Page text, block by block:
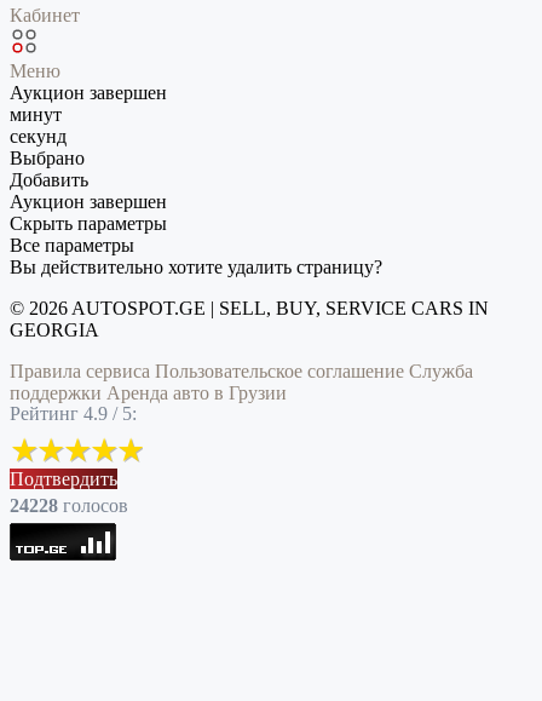
Кабинет
Меню
Аукцион завершен
минут
секунд
Выбрано
Добавить
Аукцион завершен
Скрыть параметры
Все параметры
Вы действительно хотите удалить страницу?
© 2026 AUTOSPOT.GE | SELL, BUY, SERVICE CARS IN
GEORGIA
Правила сервиса Пользовательское соглашение Служба
поддержки Аренда авто в Грузии
Рейтинг 4.9 / 5:
Подтвердить
24228 голоcов